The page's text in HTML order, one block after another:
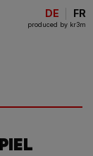
DE FR
produced by kr3m